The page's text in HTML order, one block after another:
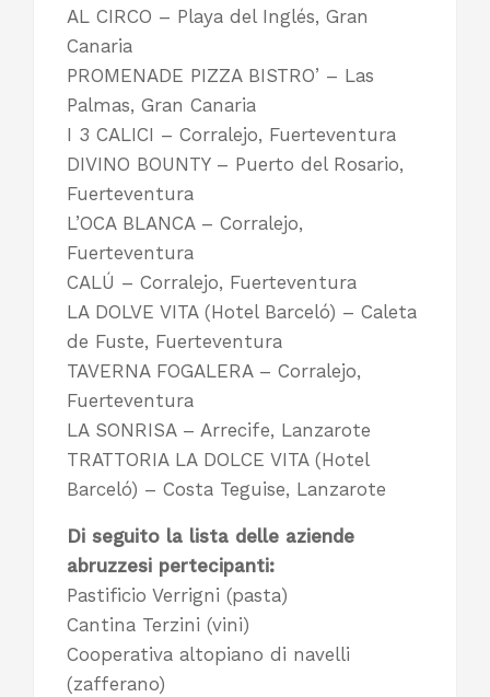
AL CIRCO – Playa del Inglés, Gran
Canaria
PROMENADE PIZZA BISTRO’ – Las
Palmas, Gran Canaria
I 3 CALICI – Corralejo, Fuerteventura
DIVINO BOUNTY – Puerto del Rosario,
Fuerteventura
L’OCA BLANCA – Corralejo,
Fuerteventura
CALÚ – Corralejo, Fuerteventura
LA DOLVE VITA (Hotel Barceló) – Caleta
de Fuste, Fuerteventura
TAVERNA FOGALERA – Corralejo,
Fuerteventura
LA SONRISA – Arrecife, Lanzarote
TRATTORIA LA DOLCE VITA (Hotel
Barceló) – Costa Teguise, Lanzarote
Di seguito la lista delle aziende
abruzzesi pertecipanti:
Pastificio Verrigni (pasta)
Cantina Terzini (vini)
Cooperativa altopiano di navelli
(zafferano)